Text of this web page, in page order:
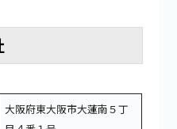
大阪府東大阪市大蓮南５丁